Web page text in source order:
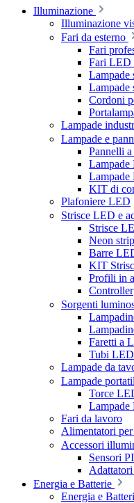
Illuminazione
Illuminazione
Fari da esterno
Fari
Fari LED
Lampade
Lampade
Cordoni
Lampade
Lampade e
Pannelli
Lampade
Lampade
KIT di
Plafoniere LED
Strisce LED e
Strisce
Neon
Barre
KIT
Profili in
Controller
Sorgenti
Faretti a
Tubi LED
Lampade da
Lampade
Torce
Fari da lavoro
Alimentatori
Accessori
Sensori
Energia e Batterie
Energia e